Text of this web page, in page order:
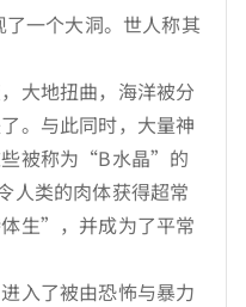
一个大洞。世人称其
大地扭曲，海洋被分
。与此同时，大量神
些被称为“B水晶”的
类的肉体获得超常
生”，并成为了平常
入了被由恐怖与暴力